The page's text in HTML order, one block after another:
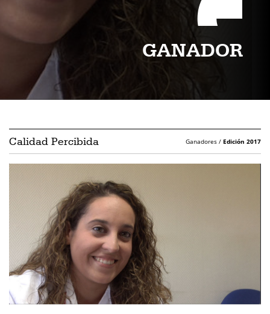
GANADOR
Calidad Percibida Ganadores / Edición 2017